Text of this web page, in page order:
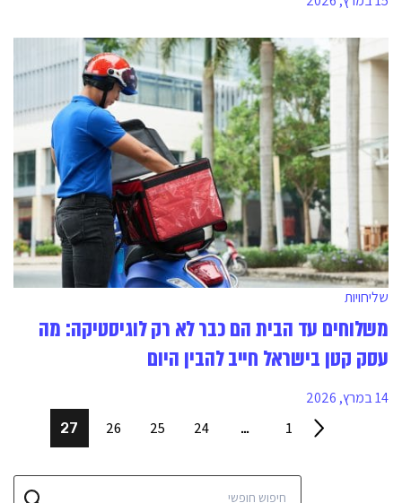
שליחויות
משלוחים עד הבית הם כבר לא רק לוגיסטיקה: מה
עסק קטן בישראל חייב להבין היום
14 במרץ, 2026
24
25
26
27